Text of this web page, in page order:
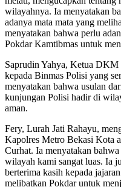
wilayahnya. Ia menyatakan
adanya mata mata yang
menyatakan bahwa perlu
Pokdar Kamtibmas untuk
Saprudin Yahya, Ketua DKM
kepada Binmas Polisi yang
menyatakan bahwa usulan
kunjungan Polisi hadir di
aman.
Fery, Lurah Jati Rahayu,
Kapolres Metro Bekasi Kota
Curhat. Ia menyatakan
wilayah kami sangat luas. Ia
berterima kasih kepada
melibatkan Pokdar untuk